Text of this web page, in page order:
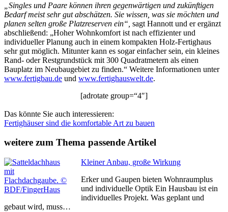
„Singles und Paare können ihren gegenwärtigen und zukünftigen
Bedarf meist sehr gut abschätzen. Sie wissen, was sie möchten und
planen selten große Platzreserven ein“, sagt Hannott und er ergänzt
abschließend: „Hoher Wohnkomfort ist nach effizienter und
individueller Planung auch in einem kompakten Holz-Fertighaus
sehr gut möglich. Mitunter kann es sogar einfacher sein, ein kleines
Rand- oder Restgrundstück mit 300 Quadratmetern als einen
Bauplatz im Neubaugebiet zu finden.“ Weitere Informationen unter
www.fertigbau.de und www.fertighauswelt.de.
[adrotate group=“4″]
Das könnte Sie auch interessieren:
Fertighäuser sind die komfortable Art zu bauen
weitere zum Thema passende Artikel
Kleiner Anbau, große Wirkung
Erker und Gaupen bieten Wohnraumplus
und individuelle Optik Ein Hausbau ist ein
individuelles Projekt. Was geplant und
gebaut wird, muss…